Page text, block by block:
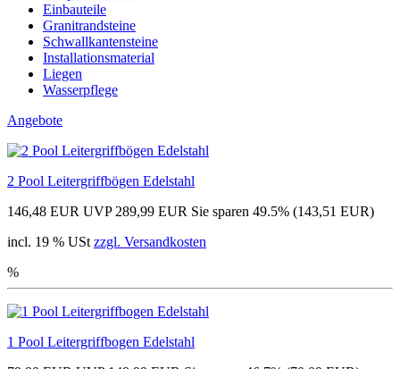
Einbauteile
Granitrandsteine
Schwallkantensteine
Installationsmaterial
Liegen
Wasserpflege
Angebote
2 Pool Leitergriffbögen Edelstahl
146,48 EUR UVP 289,99 EUR Sie sparen 49.5% (143,51 EUR)
incl. 19 % USt zzgl. Versandkosten
%
1 Pool Leitergriffbogen Edelstahl